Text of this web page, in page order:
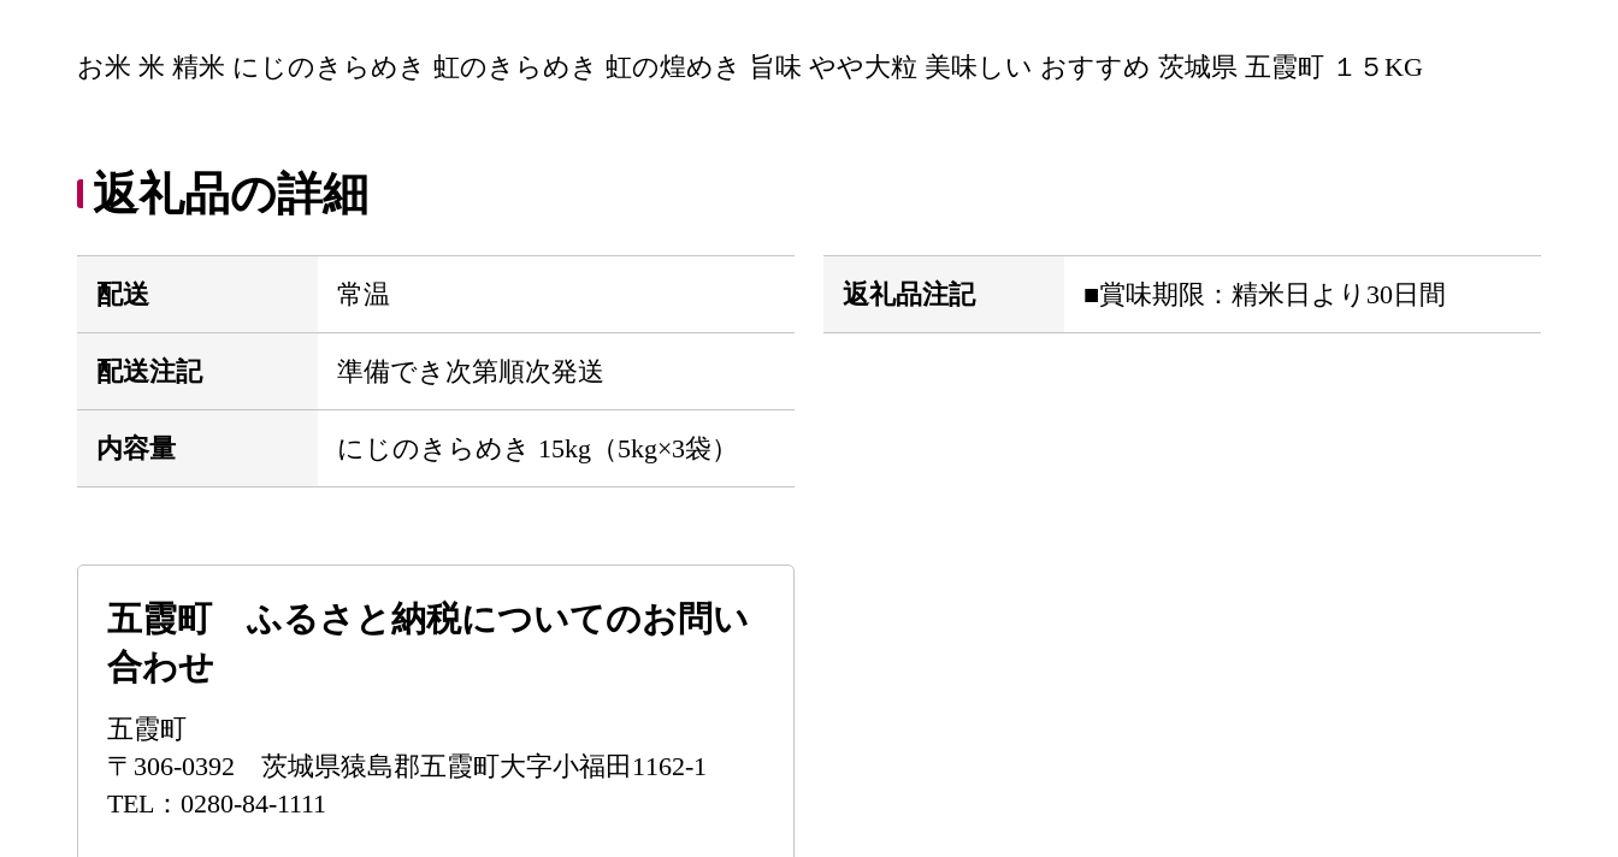
お米 米 精米 にじのきらめき 虹のきらめき 虹の煌めき 旨味 やや大粒 美味しい おすすめ 茨城県 五霞町 １５KG
返礼品の詳細
配送 常温
配送注記 準備でき次第順次発送
内容量 にじのきらめき 15kg（5kg×3袋）
返礼品注記 ■賞味期限：精米日より30日間
五霞町 ふるさと納税についてのお問い
合わせ
五霞町
〒306-0392 茨城県猿島郡五霞町大字小福田1162-1
TEL：0280-84-1111